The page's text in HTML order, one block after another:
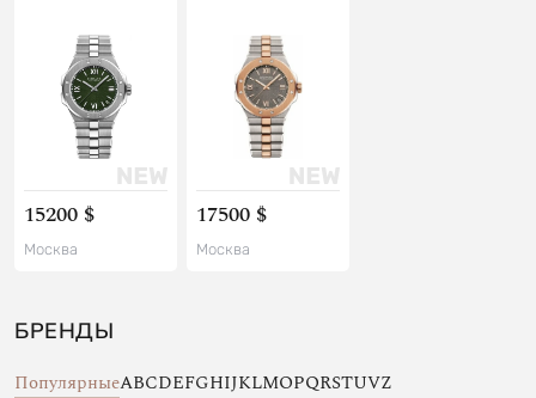
15200 $
Москва
17500 $
Москва
БРЕНДЫ
ПопулярныеABCDEFGHIJKLMOPQRSTUVZ